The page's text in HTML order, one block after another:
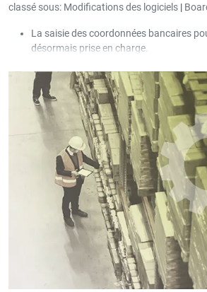
classé sous: Modifications des logiciels |
La saisie des coordonnées bancaires
désormais prise en charge.
désormais possible d’ouvrir une entrée
via un clic avec le bouton du milieu de la